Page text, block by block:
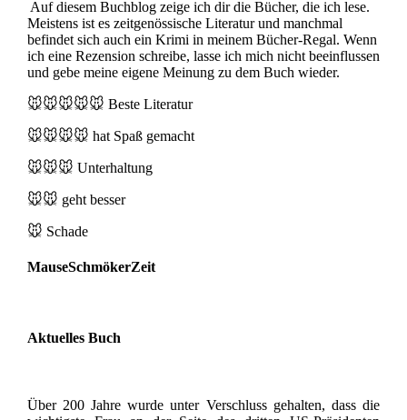
Auf diesem Buchblog zeige ich dir die Bücher, die ich lese.
Meistens ist es zeitgenössische Literatur und manchmal
befindet sich auch ein Krimi in meinem Bücher-Regal. Wenn
ich eine Rezension schreibe, lasse ich mich nicht beeinflussen
und gebe meine eigene Meinung zu dem Buch wieder.
🐭🐭🐭🐭🐭 Beste Literatur
🐭🐭🐭🐭 hat Spaß gemacht
🐭🐭🐭 Unterhaltung
🐭🐭 geht besser
🐭 Schade
MauseSchmökerZeit
Aktuelles Buch
Über 200 Jahre wurde unter Verschluss gehalten, dass die